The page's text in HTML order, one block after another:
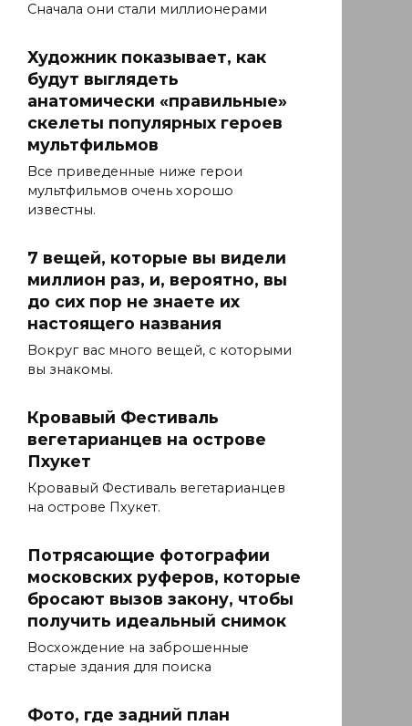
Сначала они стали миллионерами
Художник показывает, как
будут выглядеть
анатомически «правильные»
скелеты популярных героев
мультфильмов
Все приведенные ниже герои
мультфильмов очень хорошо
известны.
7 вещей, которые вы видели
миллион раз, и, вероятно, вы
до сих пор не знаете их
настоящего названия
Вокруг вас много вещей, с которыми
вы знакомы.
Кровавый Фестиваль
вегетарианцев на острове
Пхукет
Кровавый Фестиваль вегетарианцев
на острове Пхукет.
Потрясающие фотографии
московских руферов, которые
бросают вызов закону, чтобы
получить идеальный снимок
Восхождение на заброшенные
старые здания для поиска
Фото, где задний план